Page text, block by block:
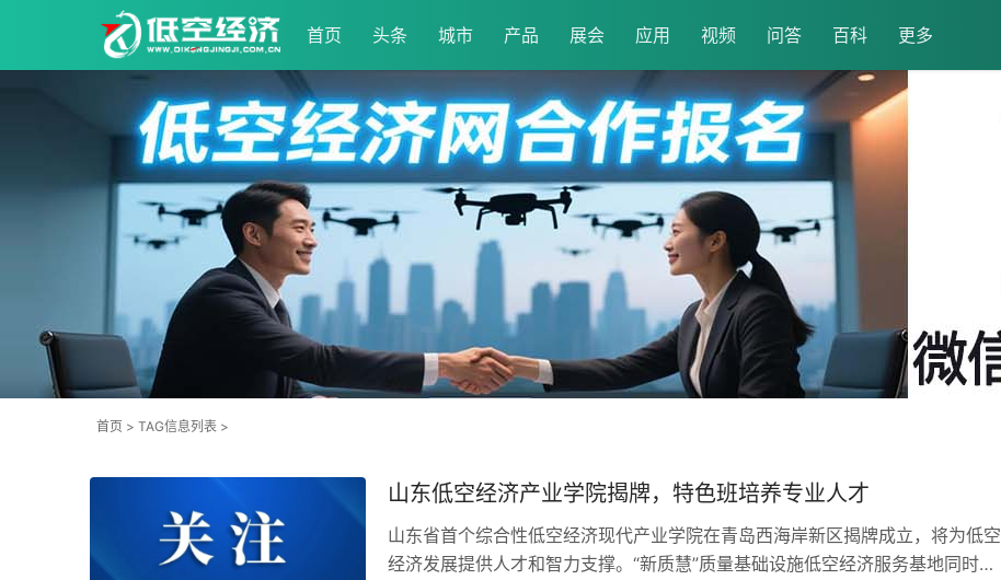
首页 头条 城市 产品 展会 应用 视频 问答 百科 更多
首页 > TAG信息列表 >
山东低空经济产业学院揭牌，特色班培养专业人才
山东省首个综合性低空经济现代产业学院在青岛西海岸新区揭牌成立，将为低空
经济发展提供人才和智力支撑。“新质慧”质量基础设施低空经济服务基地同时成